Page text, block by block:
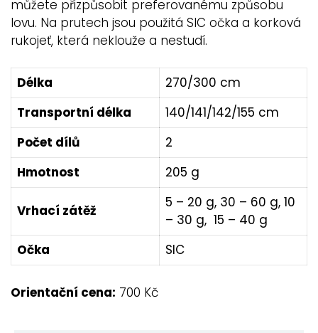
můžete přizpůsobit preferovanému způsobu
lovu. Na prutech jsou použitá SIC očka a korková
rukojeť, která neklouže a nestudí.
Délka
270/300 cm
Transportní délka
140/141/142/155 cm
Počet dílů
2
Hmotnost
205 g
Vrhací zátěž
5 – 20 g, 30 – 60 g, 10
– 30 g, 15 – 40 g
Očka
SIC
Orientační cena: 700 Kč